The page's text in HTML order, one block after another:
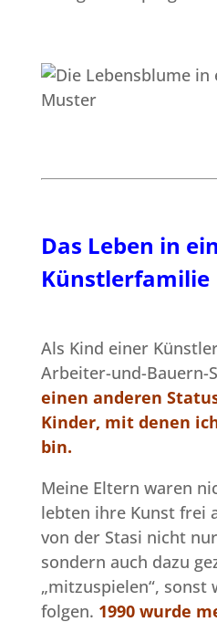
Das Leben in
Künstlerfamilie
Als Kind einer
Arbeiter-und-Bauern-
einen anderen
Kinder, mit denen
bin.
Meine Eltern waren
lebten ihre Kunst frei
von der Stasi nicht
sondern auch dazu
„mitzuspielen“, sonst
folgen. 1990 wurde